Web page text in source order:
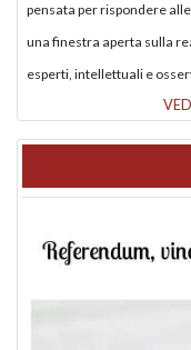
pensata per rispondere
una finestra aperta sulla
esperti, intellettuali e